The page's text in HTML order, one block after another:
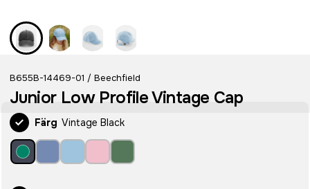
B655B-14469-01 / Beechfield
Junior Low Profile Vintage Cap
Färg Vintage Black